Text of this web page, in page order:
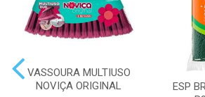
VASSOURA MULTIUSO
NOVIÇA ORIGINAL
ESP